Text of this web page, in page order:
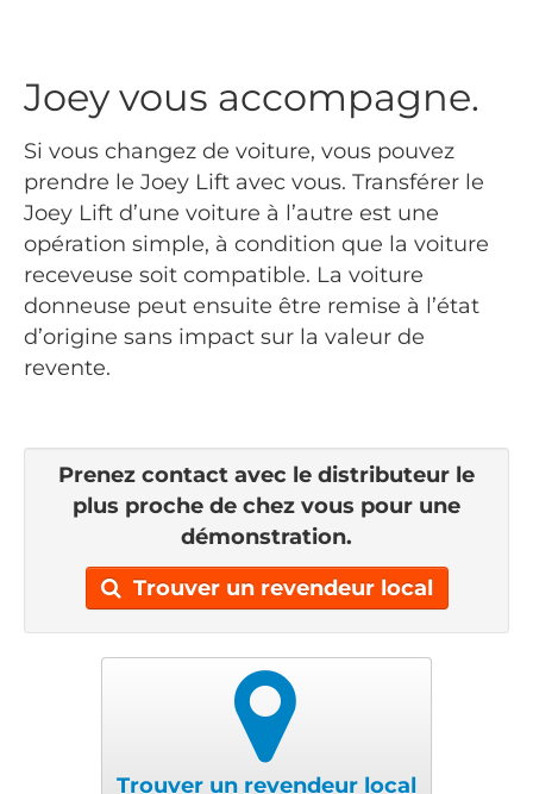
Joey vous accompagne.
Si vous changez de voiture, vous pouvez
prendre le Joey Lift avec vous. Transférer le
Joey Lift d’une voiture à l’autre est une
opération simple, à condition que la voiture
receveuse soit compatible. La voiture
donneuse peut ensuite être remise à l’état
d’origine sans impact sur la valeur de
revente.
Prenez contact avec le distributeur le
plus proche de chez vous pour une
démonstration.
Trouver un revendeur local
Trouver un revendeur local